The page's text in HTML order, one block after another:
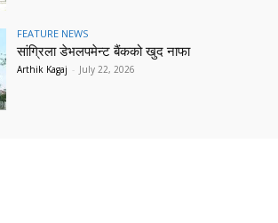
FEATURE NEWS
सांग्रिला डेभलपमेन्ट बैंकको खुद नाफा
Arthik Kagaj - July 22, 2026